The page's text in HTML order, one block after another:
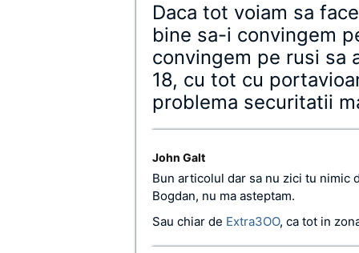
Daca tot voiam sa
bine sa-i convingem
convingem pe rusi sa
18, cu tot cu
problema securitatii
John Galt
Bun articolul dar sa nu zici tu nimic
Bogdan, nu ma asteptam.
Sau chiar de Extra3OO, ca tot in